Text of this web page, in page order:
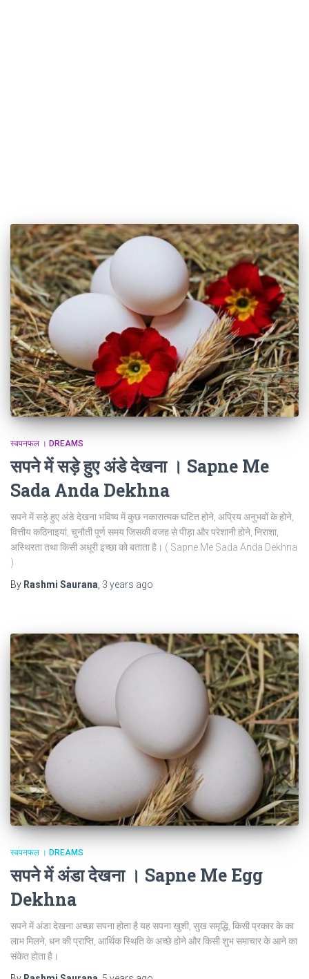
स्वपनफल । DREAMS
सपने में सड़े हुए अंडे देखना । Sapne Me
Sada Anda Dekhna
सपने में सड़े हुए अंडे देखना भविष्य में कुछ नकारात्मक घटित होने, अप्रिय अनुभवों के होने,
वित्तीय कठिनाइयां, चुनौती पूर्ण समय जिसकी वजह से पीड़ा और परेशानी होने, निराशा,
अस्थिरता तथा किसी अधूरी इच्छा को बताता है। ( Sapne Me Sada Anda Dekhna
)
By Rashmi Saurana 3 years ago
स्वपनफल । DREAMS
सपने में अंडा देखना । Sapne Me Egg
Dekhna
सपने में अंडा देखना अच्छा सपना होता है यह सपना खुशी, सुख समृद्धि, किसी प्रकार के का
लाभ मिलने, धन की प्राप्ति, आर्थिक स्थिति के अच्छे होने और किसी शुभ समाचार के आने का
संकेत होता है।